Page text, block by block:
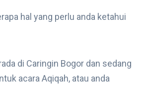
hal yang perlu anda ketahui
di Caringin Bogor dan sedang
acara Aqiqah, atau anda